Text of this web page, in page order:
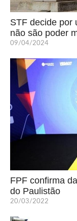
STF decide por
não são poder
09/04/2024
FPF confirma
do Paulistão
20/03/2022